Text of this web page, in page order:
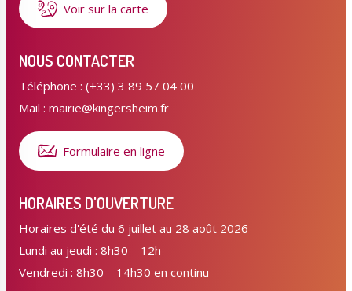
Voir sur la carte
NOUS CONTACTER
Téléphone : (+33) 3 89 57 04 00
Mail : mairie@kingersheim.fr
Formulaire en ligne
HORAIRES D'OUVERTURE
Horaires d'été du 6 juillet au 28 août 2026
Lundi au jeudi : 8h30 – 12h
Vendredi : 8h30 – 14h30 en continu